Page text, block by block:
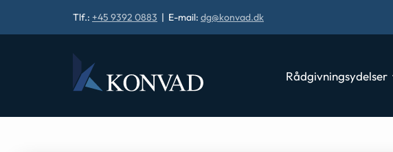
Tlf.: +45 9392 0883 | E-mail: dg@konvad.dk
Rådgivningsydelser